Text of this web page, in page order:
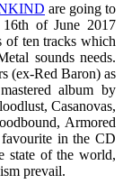
are going to
16th of June 2017
of ten tracks which
sounds needs.
(ex-Red Baron) as
album by
Casanovas,
Armored
in the CD
state of the world,
prevail.